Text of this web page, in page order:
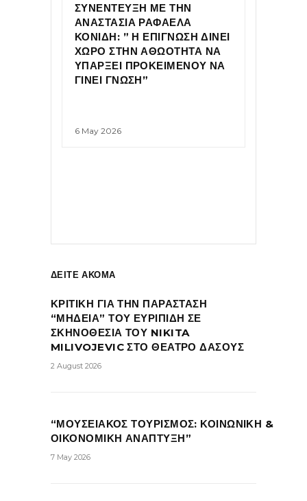
ΣΥΝΕΝΤΕΥΞΗ ΜΕ ΤΗΝ
ΑΝΑΣΤΑΣΙΑ ΡΑΦΑΕΛΑ
ΚΟΝΙΔΗ: ” Η ΕΠΙΓΝΩΣΗ ΔΙΝΕΙ
ΧΩΡΟ ΣΤΗΝ ΑΘΩΟΤΗΤΑ ΝΑ
ΥΠΑΡΞΕΙ ΠΡΟΚΕΙΜΕΝΟΥ ΝΑ
ΓΙΝΕΙ ΓΝΩΣΗ”
6 May 2026
ΔΕΙΤΕ ΑΚΟΜΑ
ΚΡΙΤΙΚΗ ΓΙΑ ΤΗΝ ΠΑΡΑΣΤΑΣΗ
“ΜΗΔΕΙΑ” ΤΟΥ ΕΥΡΙΠΙΔΗ ΣΕ
ΣΚΗΝΟΘΕΣΙΑ ΤΟΥ NIKITA
MILIVOJEVIC ΣΤΟ ΘΕΑΤΡΟ ΔΑΣΟΥΣ
2 August 2026
“ΜΟΥΣΕΙΑΚΟΣ ΤΟΥΡΙΣΜΟΣ: ΚΟΙΝΩΝΙΚΗ &
ΟΙΚΟΝΟΜΙΚΗ ΑΝΑΠΤΥΞΗ”
7 May 2026